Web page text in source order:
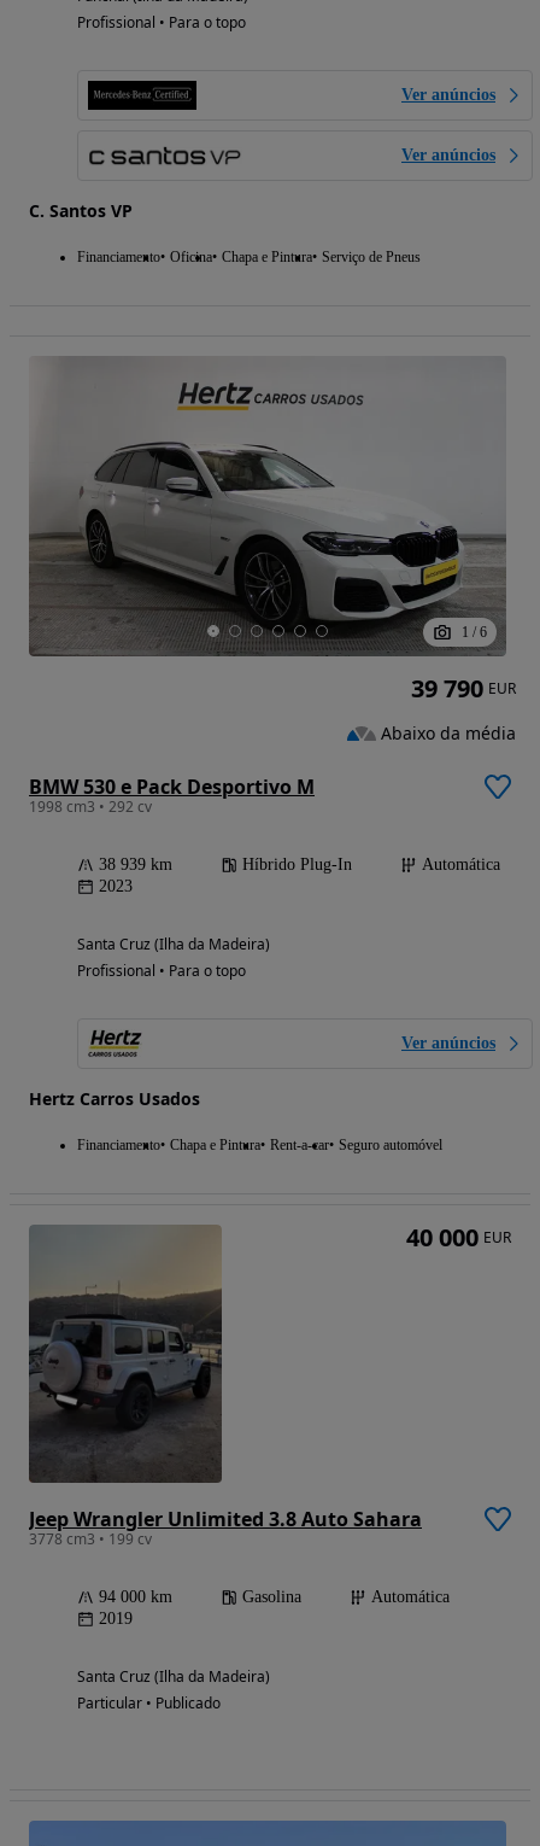
Profissional • Para o topo
Ver anúncios
Ver anúncios
C. Santos VP
Financiamento Oficina Chapa e Pintura Serviço de Pneus
1 / 6
BMW 530 e Pack Desportivo M
1998 cm3 • 292 cv
38 939 km Híbrido Plug-In
Automática
2023
Santa Cruz (Ilha da Madeira)
Profissional • Para o topo
Ver anúncios
Hertz Carros Usados
Financiamento Chapa e Pintura Rent-a-car Seguro automóvel
39 790 EUR
Abaixo da média
Jeep Wrangler Unlimited 3.8 Auto Sahara
3778 cm3 • 199 cv
94 000 km Gasolina
Automática
2019
Santa Cruz (Ilha da Madeira)
Particular • Publicado
40 000 EUR